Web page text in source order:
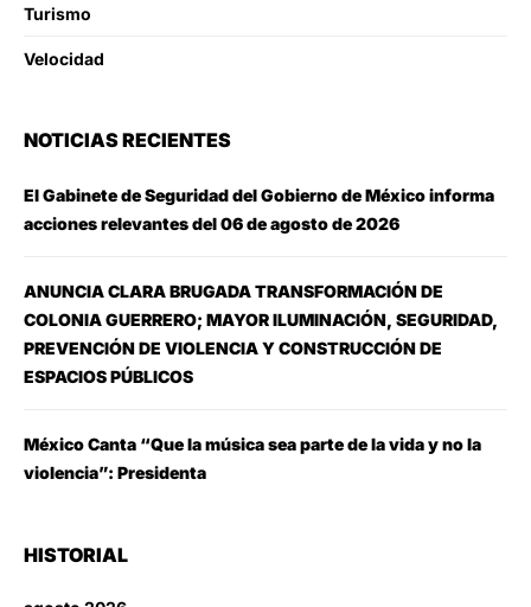
Turismo
Velocidad
NOTICIAS RECIENTES
El Gabinete de Seguridad del Gobierno de México informa
acciones relevantes del 06 de agosto de 2026
ANUNCIA CLARA BRUGADA TRANSFORMACIÓN DE
COLONIA GUERRERO; MAYOR ILUMINACIÓN, SEGURIDAD,
PREVENCIÓN DE VIOLENCIA Y CONSTRUCCIÓN DE
ESPACIOS PÚBLICOS
México Canta “Que la música sea parte de la vida y no la
violencia”: Presidenta
HISTORIAL